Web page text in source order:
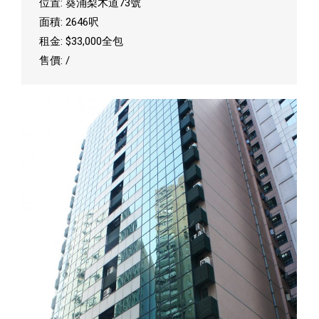
位置: 葵涌梨木道73號
面積: 2646呎
租金: $33,000全包
售價: /